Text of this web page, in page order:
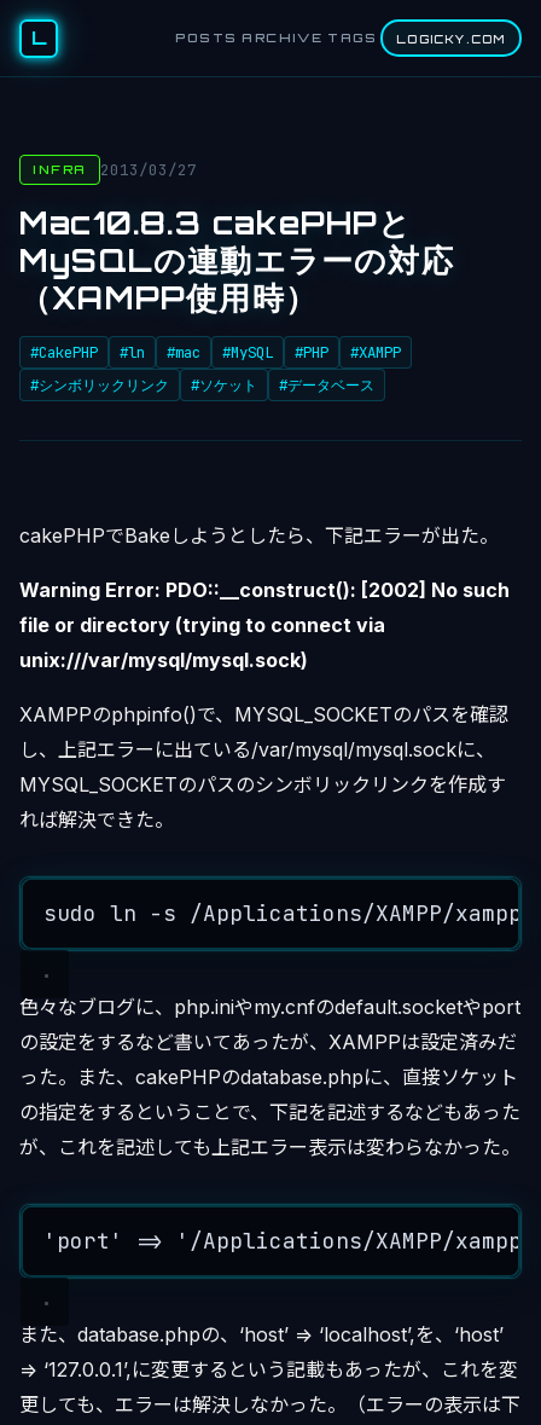
L POSTS ARCHIVE TAGS LOGICKY.COM
INFRA 2013/03/27
Mac10.8.3 cakePHPと
MySQLの連動エラーの対応
（XAMPP使用時）
#CakePHP #ln #mac #MySQL #PHP
#XAMPP
#シンボリックリンク
#ソケット #データベース
cakePHPでBakeしようとしたら、下記エラーが出た。
Warning Error: PDO::__construct(): [2002] No such
file or directory (trying to connect via
unix:///var/mysql/mysql.sock)
XAMPPのphpinfo()で、MYSQL_SOCKETのパスを確認
し、上記エラーに出ている/var/mysql/mysql.sockに、
MYSQL_SOCKETのパスのシンボリックリンクを作成す
れば解決できた。
sudo ln - s /Applications/XAMPP/
色々なブログに、php.iniやmy.cnfのdefault.socketやport
の設定をするなど書いてあったが、XAMPPは設定済みだ
った。また、cakePHPのdatabase.phpに、直接ソケット
の指定をするということで、下記を記述するなどもあった
が、これを記述しても上記エラー表示は変わらなかった。
' port ' => ' /Applications/XAMPP/
また、database.phpの、‘host’ => ‘localhost’,を、‘host’
=> ‘127.0.0.1’,に変更するという記載もあったが、これを変
更しても、エラーは解決しなかった。（エラーの表示は下